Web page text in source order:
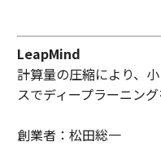
LeapMind
計算量の圧縮により、
スでディープラーニン
創業者：松田総一